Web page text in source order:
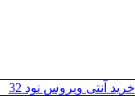
خرید آنتی ویروس نود 32